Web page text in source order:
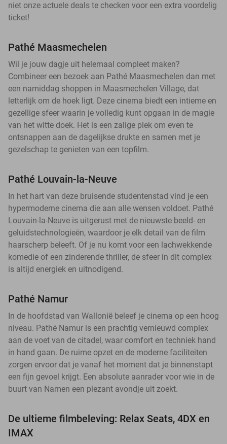
niet onze actuele deals te checken voor een extra voordelig
ticket!
Pathé Maasmechelen
Wil je jouw dagje uit helemaal compleet maken?
Combineer een bezoek aan Pathé Maasmechelen dan met
een namiddag shoppen in Maasmechelen Village, dat
letterlijk om de hoek ligt. Deze cinema biedt een intieme en
gezellige sfeer waarin je volledig kunt opgaan in de magie
van het witte doek. Het is een zalige plek om even te
ontsnappen aan de dagelijkse drukte en samen met je
gezelschap te genieten van een topfilm.
Pathé Louvain-la-Neuve
In het hart van deze bruisende studentenstad vind je een
hypermoderne cinema die aan alle wensen voldoet. Pathé
Louvain-la-Neuve is uitgerust met de nieuwste beeld- en
geluidstechnologieën, waardoor je elk detail van de film
haarscherp beleeft. Of je nu komt voor een lachwekkende
komedie of een zinderende thriller, de sfeer in dit complex
is altijd energiek en uitnodigend.
Pathé Namur
In de hoofdstad van Wallonië beleef je cinema op een hoog
niveau. Pathé Namur is een prachtig vernieuwd complex
aan de voet van de citadel, waar comfort en techniek hand
in hand gaan. De ruime opzet en de moderne faciliteiten
zorgen ervoor dat je vanaf het moment dat je binnenstapt
een fijn gevoel krijgt. Een absolute aanrader voor wie in de
buurt van Namen een plezant avondje uit zoekt.
De ultieme filmbeleving: Relax Seats, 4DX en
IMAX